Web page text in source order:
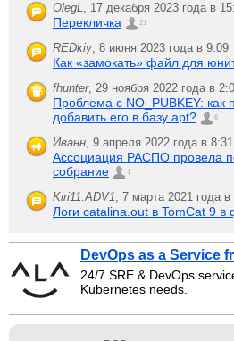
OlegL, 17 декабря 2023 года в
Перекличка 21
REDkiy, 8 июня 2023 года в
Как «замокать» файл для
fhunter, 29 ноября 2022 года в
Проблема с NO_PUBKEY: как
добавить его в базу apt?
6
Иванн, 9 апреля 2022 года в
Ассоциация РАСПО провела
собрание
1
Kiri11.ADV1, 7 марта 2021 года
Логи catalina.out в TomCat 9 в
DevOps as a Service
24/7 SRE & DevOps
Kubernetes needs.